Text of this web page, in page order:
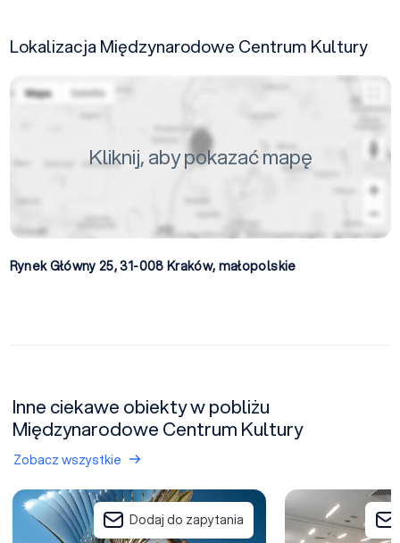
Lokalizacja Międzynarodowe Centrum Kultury
Kliknij, aby pokazać mapę
Rynek Główny 25, 31-008 Kraków, małopolskie
Inne ciekawe obiekty w pobliżu
Międzynarodowe Centrum Kultury
Zobacz wszystkie
Wings Plaza
Dodaj do zapytania
Novotel Kraków